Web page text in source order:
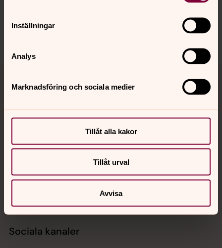
Inställningar
Analys
Marknadsföring och sociala medier
Tillåt alla kakor
Tillåt urval
Avvisa
Kontakt
Sociala kanaler